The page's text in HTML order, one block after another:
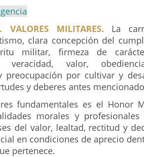
VALORES MILITARES. La
clara concepción del
militar, firmeza de
veracidad, valor,
preocupación por cultivar y
y deberes antes
fundamentales es el Honor
morales y
del valor, lealtad, rectitud y
en condiciones de aprecio
pertenece.